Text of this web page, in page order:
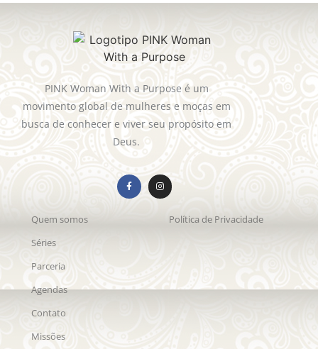
PINK Woman With a Purpose é um
movimento global de mulheres e moças em
busca de conhecer e viver seu propósito em
Deus.
Quem somos
Séries
Parceria
Agendas
Contato
Missões
Política de Privacidade